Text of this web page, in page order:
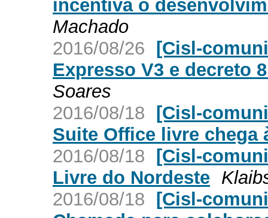
incentiva o
Machado
2016/08/26 [Cisl-
Expresso V3 e decreto
Soares
2016/08/18 [Cisl-
Suite Office livre chega
2016/08/18 [Cisl-
Livre do Nordeste
2016/08/18 [Cisl-